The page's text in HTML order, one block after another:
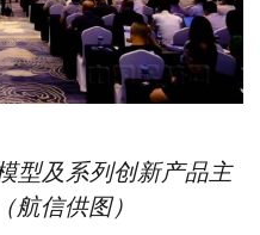
型及系列创新产品主
航信供图）